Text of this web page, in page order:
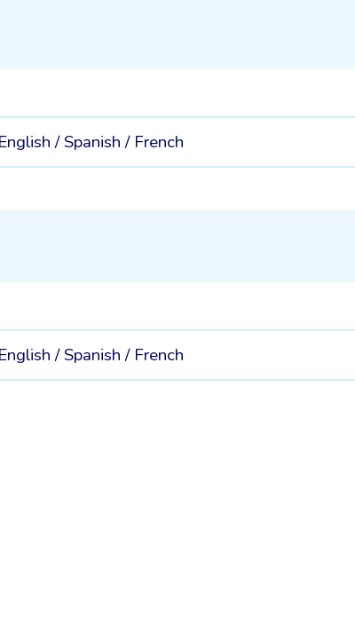
English /Spanish / French
English /Spanish / French